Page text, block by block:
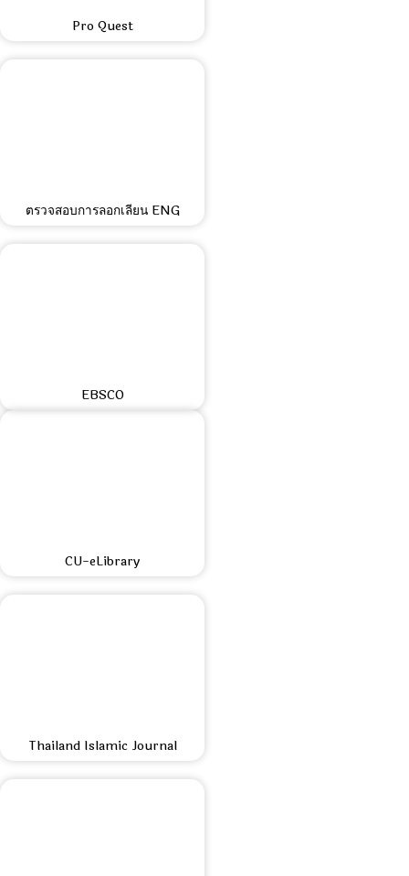
Pro Quest
ตรวจสอบการลอกเลียน ENG
EBSCO
CU-eLibrary
Thailand Islamic Journal